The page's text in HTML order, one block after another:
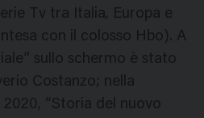
Tv tra Italia, Europa e
con il colosso Hbo). A
sullo schermo è stato
Costanzo; nella
“Storia del nuovo